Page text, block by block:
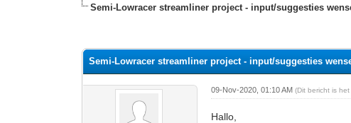
Semi-Lowracer streamliner project - input/suggesties
Semi-Lowracer streamliner project - input/suggesties
09-Nov-2020, 01:10 AM(Dit bericht is
Hallo,